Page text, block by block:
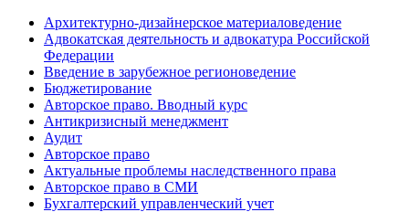
Архитектурно-дизайнерское материаловедение
Адвокатская деятельность и адвокатура Российской
Федерации
Введение в зарубежное регионоведение
Бюджетирование
Авторское право. Вводный курс
Антикризисный менеджмент
Аудит
Авторское право
Актуальные проблемы наследственного права
Авторское право в СМИ
Бухгалтерский управленческий учет